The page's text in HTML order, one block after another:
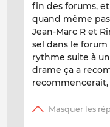
fin des forums,
quand même
Jean-Marc R et
sel dans le forum
rythme suite à
drame ça a